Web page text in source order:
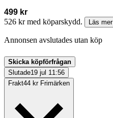
499 kr
526 kr med köparskydd.
Läs mer
Annonsen avslutades utan köp
Skicka köpförfrågan
Slutade19 jul 11:56
Frakt44 kr Frimärken